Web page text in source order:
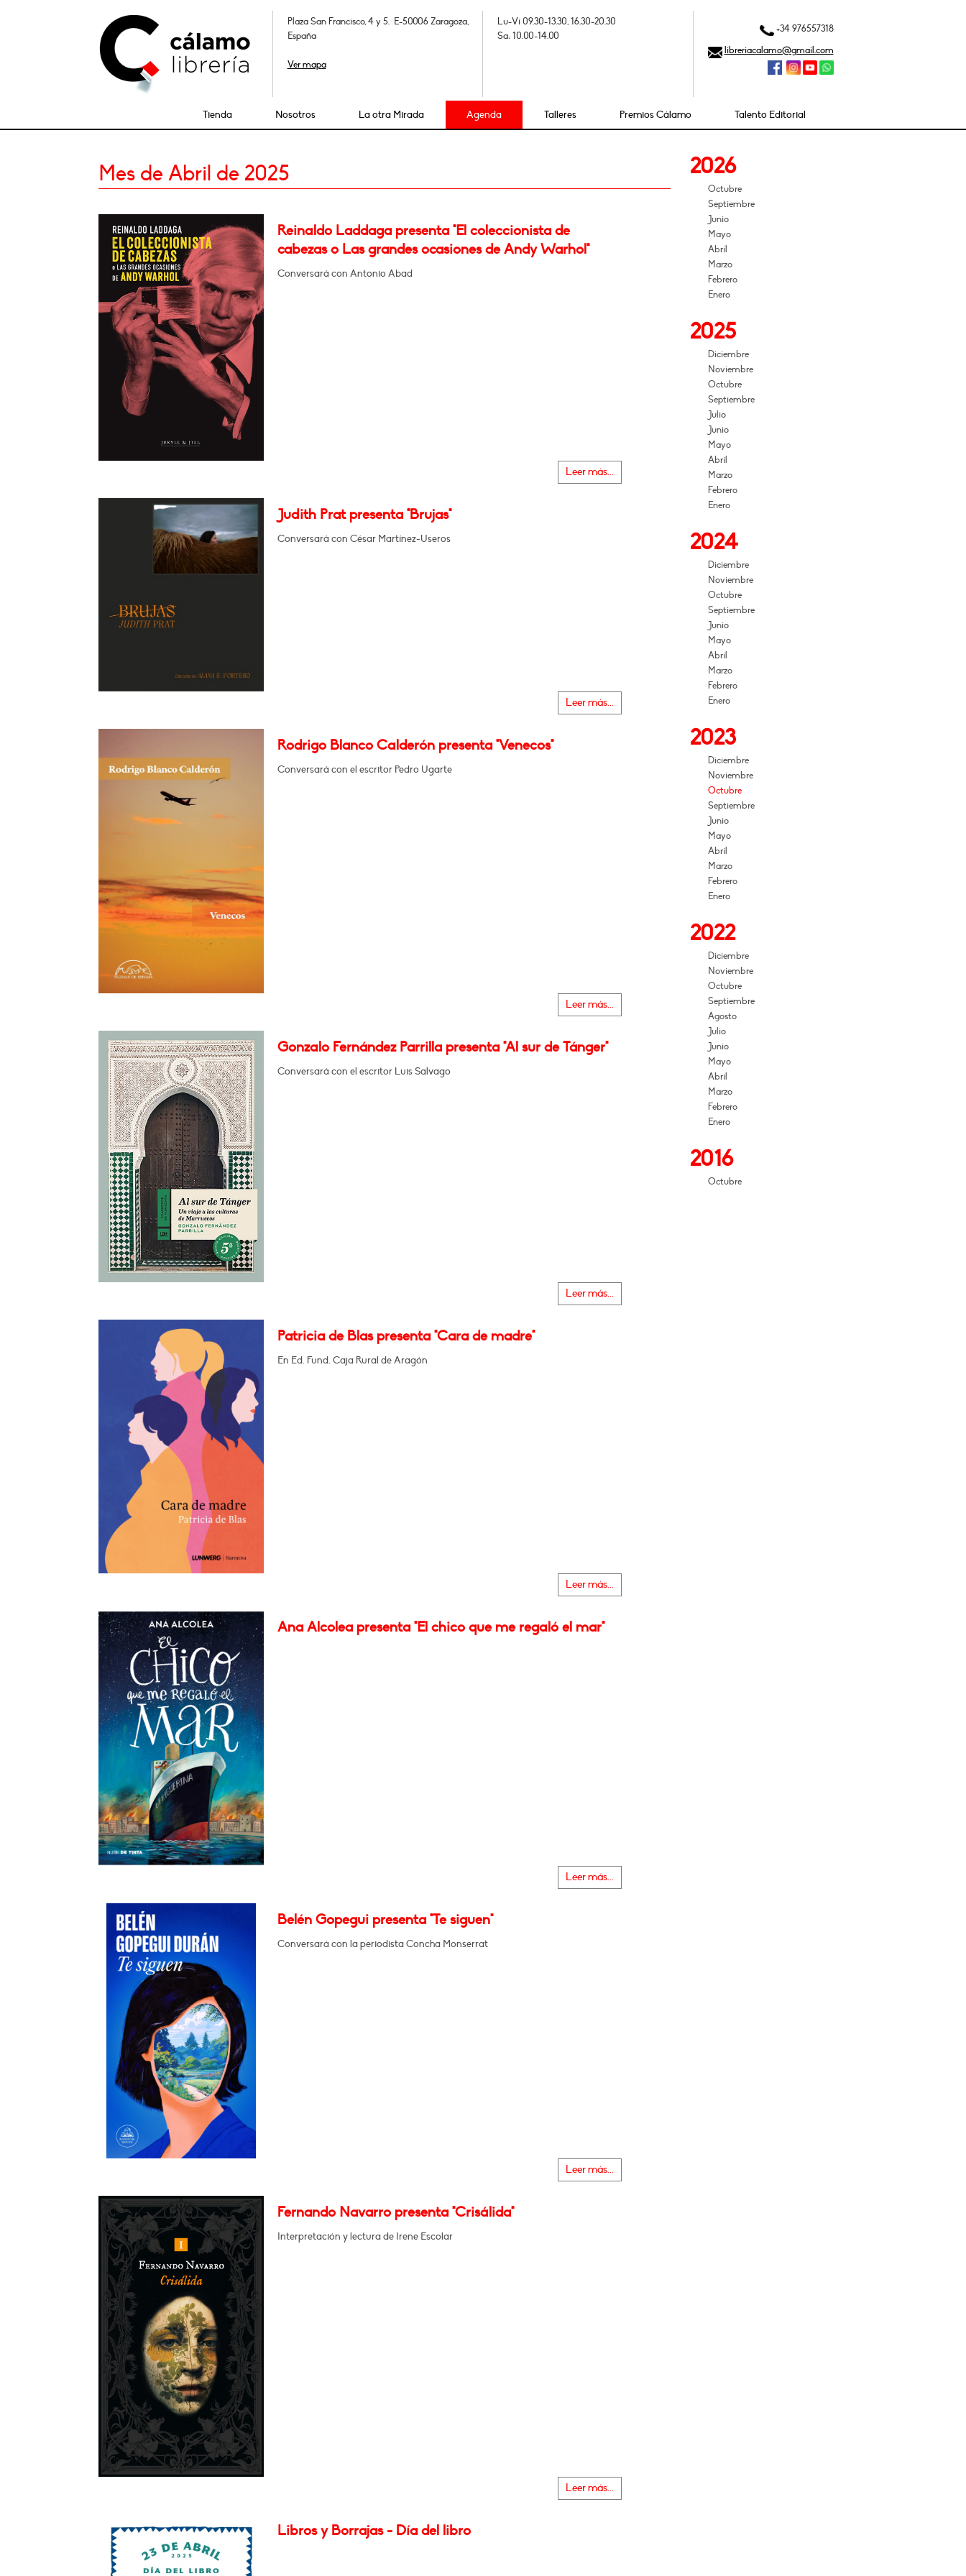
Plaza San Francisco, 4 y 5. E-50006 Zaragoza,
España
Ver mapa
Lu-Vi 09.30-13.30, 16.30-20.30
Sa: 10.00-14.00
+34 976557318
libreriacalamo@gmail.com
Tienda Nosotros La otra Mirada Agenda Talleres Premios Cálamo Talento Editorial
Mes de Abril de 2025
Reinaldo Laddaga presenta "El coleccionista de
cabezas o Las grandes ocasiones de Andy Warhol"
Conversará con Antonio Abad
Leer más...
Judith Prat presenta "Brujas"
Conversará con César Martínez-Useros
Leer más...
Rodrigo Blanco Calderón presenta "Venecos"
Conversará con el escritor Pedro Ugarte
Leer más...
Gonzalo Fernández Parrilla presenta "Al sur de Tánger"
Conversará con el escritor Luis Salvago
Leer más...
Patricia de Blas presenta "Cara de madre"
En Ed. Fund. Caja Rural de Aragón
Leer más...
Ana Alcolea presenta "El chico que me regaló el mar"
Leer más...
Belén Gopegui presenta "Te siguen"
Conversará con la periodista Concha Monserrat
Leer más...
Fernando Navarro presenta "Crisálida"
Interpretación y lectura de Irene Escolar
Leer más...
Libros y Borrajas - Día del libro
2026
Octubre
Septiembre
Junio
Mayo
Abril
Marzo
Febrero
Enero
2025
Diciembre
Noviembre
Octubre
Septiembre
Julio
Junio
Mayo
Abril
Marzo
Febrero
Enero
2024
Diciembre
Noviembre
Octubre
Septiembre
Junio
Mayo
Abril
Marzo
Febrero
Enero
2023
Diciembre
Noviembre
Octubre
Septiembre
Junio
Mayo
Abril
Marzo
Febrero
Enero
2022
Diciembre
Noviembre
Octubre
Septiembre
Agosto
Julio
Junio
Mayo
Abril
Marzo
Febrero
Enero
2016
Octubre